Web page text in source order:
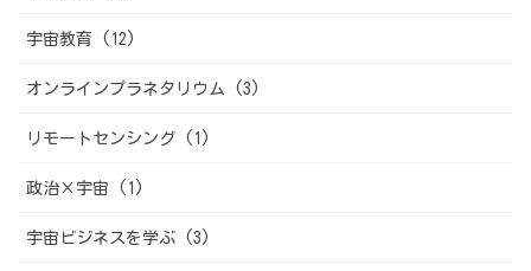
宇宙教育 (12)
オンラインプラネタリウム (3)
リモートセンシング (1)
政治×宇宙 (1)
宇宙ビジネスを学ぶ (3)